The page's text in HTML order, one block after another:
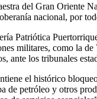
del Gran Oriente
nacional, por
Patriótica
militares, como la de
ante los tribunales
el histórico
de petróleo y otros